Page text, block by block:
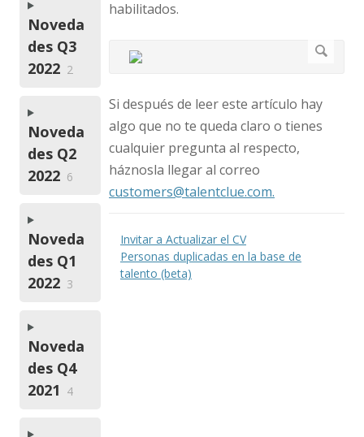
habilitados.
Si después de leer este artículo hay
algo que no te queda claro o tienes
cualquier pregunta al respecto,
háznosla llegar al correo
customers@talentclue.com.
Invitar a Actualizar el CV
Personas duplicadas en la base de
talento (beta)
Noveda
des Q3
2022 2
Noveda
des Q2
2022 6
Noveda
des Q1
2022 3
Noveda
des Q4
2021 4